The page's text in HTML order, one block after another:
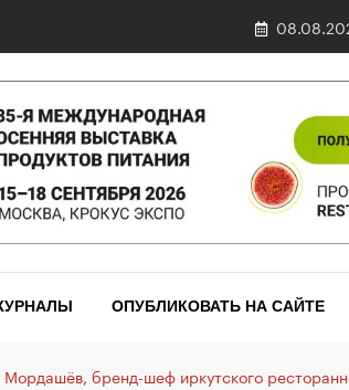
ОПУБЛИКОВАТЬ НА САЙТЕ
бренд-шеф иркутского